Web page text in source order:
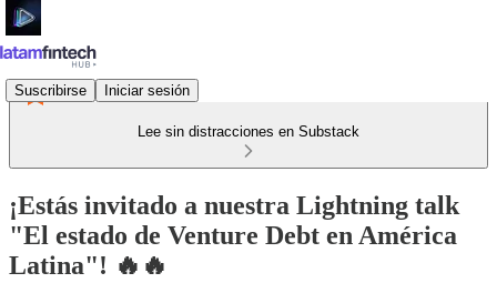
Suscribirse Iniciar sesión
Lee sin distracciones en Substack
¡Estás invitado a nuestra Lightning talk
"El estado de Venture Debt en América
Latina"! 🔥🔥